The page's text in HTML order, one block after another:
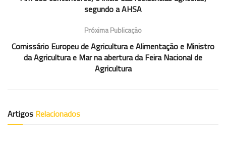
segundo a AHSA
Próxima Publicação
Comissário Europeu de Agricultura e Alimentação e Ministro
da Agricultura e Mar na abertura da Feira Nacional de
Agricultura
Artigos Relacionados